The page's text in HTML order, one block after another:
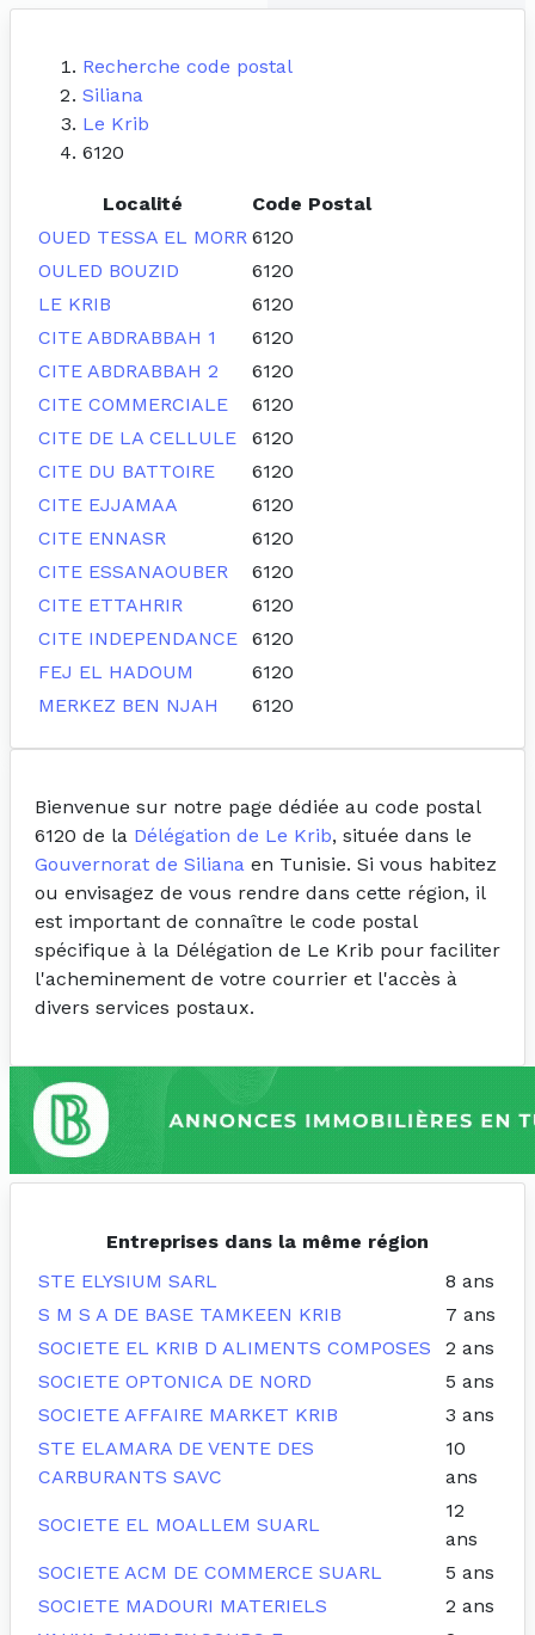
Recherche code postal
Siliana
Le Krib
6120
Localité
Code Postal
OUED TESSA EL MORR 6120
OULED BOUZID
6120
LE KRIB
6120
CITE ABDRABBAH 1
6120
CITE ABDRABBAH 2
6120
CITE COMMERCIALE
6120
CITE DE LA CELLULE
6120
CITE DU BATTOIRE
6120
CITE EJJAMAA
6120
CITE ENNASR
6120
CITE ESSANAOUBER
6120
CITE ETTAHRIR
6120
CITE INDEPENDANCE
6120
FEJ EL HADOUM
6120
MERKEZ BEN NJAH
6120
Bienvenue sur notre page dédiée au code postal
6120 de la Délégation de Le Krib, située dans le
Gouvernorat de Siliana en Tunisie. Si vous habitez
ou envisagez de vous rendre dans cette région, il
est important de connaître le code postal
spécifique à la Délégation de Le Krib pour faciliter
l'acheminement de votre courrier et l'accès à
divers services postaux.
Entreprises dans la même région
STE ELYSIUM SARL
8 ans
S M S A DE BASE TAMKEEN KRIB
7 ans
SOCIETE EL KRIB D ALIMENTS COMPOSES
2 ans
SOCIETE OPTONICA DE NORD
5 ans
SOCIETE AFFAIRE MARKET KRIB
3 ans
STE ELAMARA DE VENTE DES
CARBURANTS SAVC
10
ans
SOCIETE EL MOALLEM SUARL
12
ans
SOCIETE ACM DE COMMERCE SUARL
5 ans
SOCIETE MADOURI MATERIELS
2 ans